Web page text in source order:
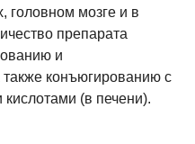
головном мозге и в
препарата
и
конъюгированию с
(в печени).